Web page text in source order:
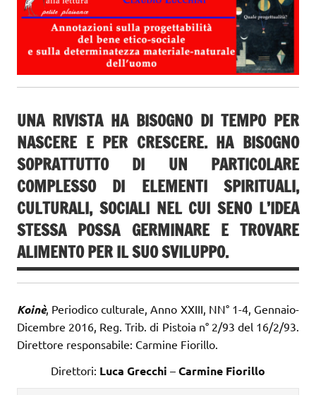
UNA RIVISTA HA BISOGNO DI TEMPO PER
NASCERE E PER CRESCERE. HA BISOGNO
SOPRATTUTTO DI UN PARTICOLARE
COMPLESSO DI ELEMENTI SPIRITUALI,
CULTURALI, SOCIALI NEL CUI SENO L’IDEA
STESSA POSSA GERMINARE E TROVARE
ALIMENTO PER IL SUO SVILUPPO.
Koinè, Periodico culturale, Anno XXIII, NN° 1-4, Gennaio-
Dicembre 2016, Reg. Trib. di Pistoia n° 2/93 del 16/2/93.
Direttore responsabile: Carmine Fiorillo.
Direttori: Luca Grecchi – Carmine Fiorillo